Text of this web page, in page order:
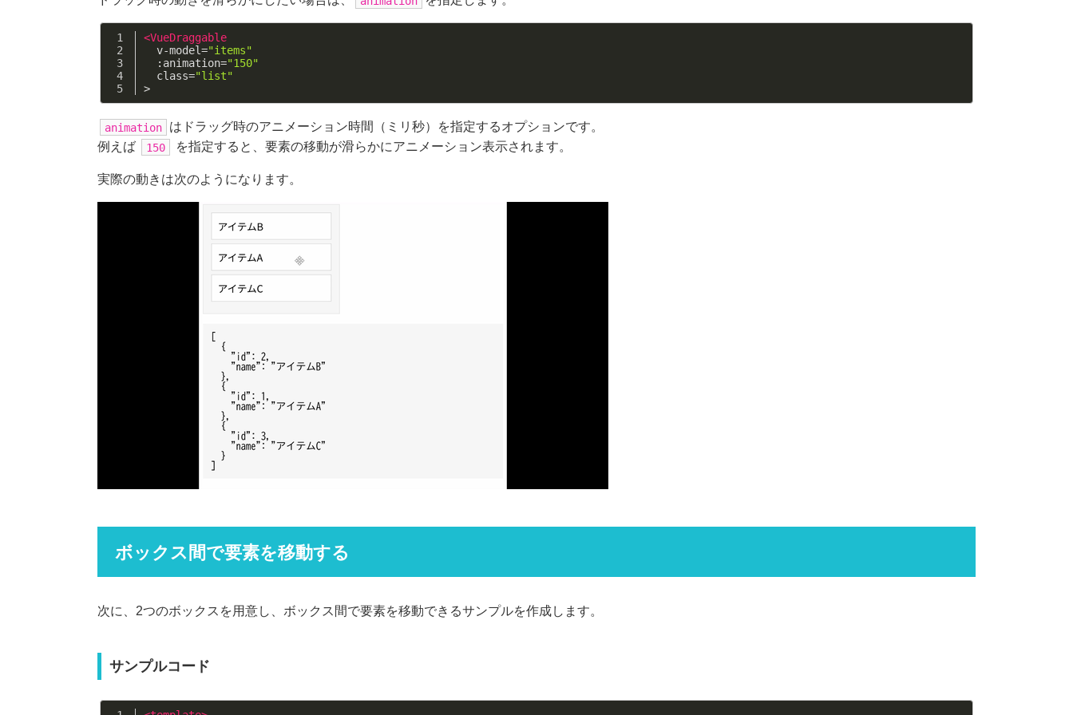
<VueDraggable
v-model="items"
:animation="150"
class="list"
>
animation
はドラッグ時のアニメーション時間（ミリ秒）を指定するオプションです。
例えば
150 を指定すると、要素の移動が滑らかにアニメーション表示されます。
実際の動きは次のようになります。
ボックス間で要素を移動する
次に、2つのボックスを用意し、ボックス間で要素を移動できるサンプルを作成します。
サンプルコード